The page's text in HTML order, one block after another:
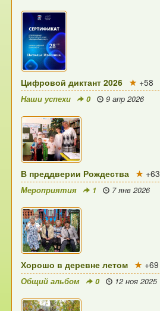
Цифровой диктант 2026 +58
Наши успехи 0 9 апр 2026
В преддверии Рождества +63
Мероприятия 1 7 янв 2026
Хорошо в деревне летом +69
Общий альбом 0 12 ноя 2025